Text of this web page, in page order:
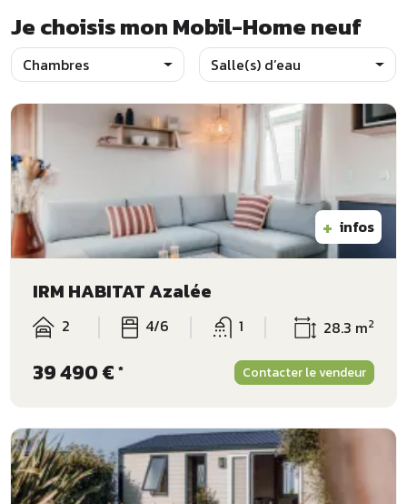
Je choisis mon Mobil-Home neuf
Chambres Salle(s) d’eau
+ infos
IRM HABITAT Azalée
2 4/6 1 28.3 m2
39 490 € * Contacter le vendeur